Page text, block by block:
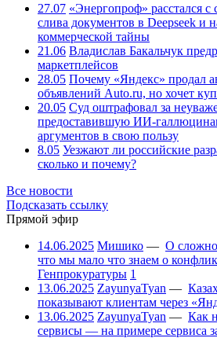
27.07 «Энергопроф» расстался с
слива документов в Deepseek и
коммерческой тайны
21.06 Владислав Бакальчук
маркетплейсов
28.05 Почему «Яндекс» продал
объявлений Auto.ru, но хочет
20.05 Суд оштрафовал за
предоставившую ИИ-
аргументов в свою пользу
8.05 Уезжают ли российские
сколько и почему?
Все новости
Подсказать ссылку
Прямой эфир
14.06.2025 Мишико — О
что мы мало что знаем о
Генпрокуратуры 1
13.06.2025 ZayunyaTyan —
показывают клиентам через
13.06.2025 ZayunyaTyan — Как
сервисы — на примере сервиса